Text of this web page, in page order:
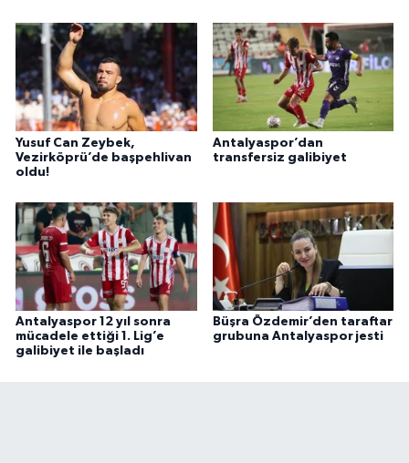
Yusuf Can Zeybek,
Vezirköprü’de başpehlivan
oldu!
Antalyaspor’dan
transfersiz galibiyet
Antalyaspor 12 yıl sonra
mücadele ettiği 1. Lig’e
galibiyet ile başladı
Büşra Özdemir’den taraftar
grubuna Antalyaspor jesti